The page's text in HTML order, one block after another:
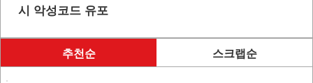
시 악성코드 유포
추천순 스크랩순